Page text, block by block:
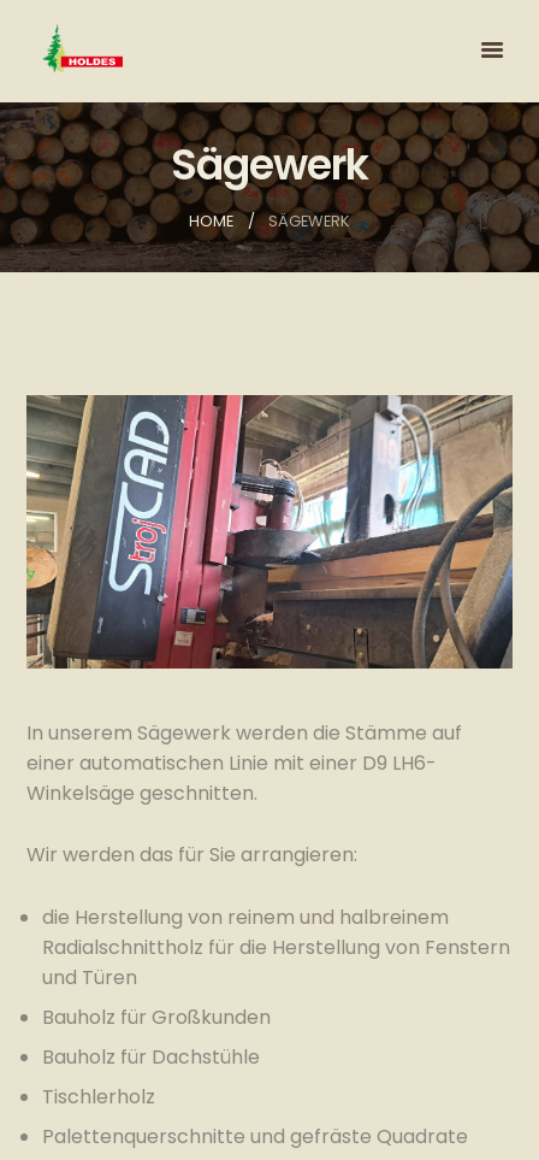
Sägewerk
HOME SÄGEWERK
In unserem Sägewerk werden die Stämme auf
einer automatischen Linie mit einer D9 LH6-
Winkelsäge geschnitten.
Wir werden das für Sie arrangieren:
die Herstellung von reinem und halbreinem
Radialschnittholz für die Herstellung von Fenstern
und Türen
Bauholz für Großkunden
Bauholz für Dachstühle
Tischlerholz
Palettenquerschnitte und gefräste Quadrate